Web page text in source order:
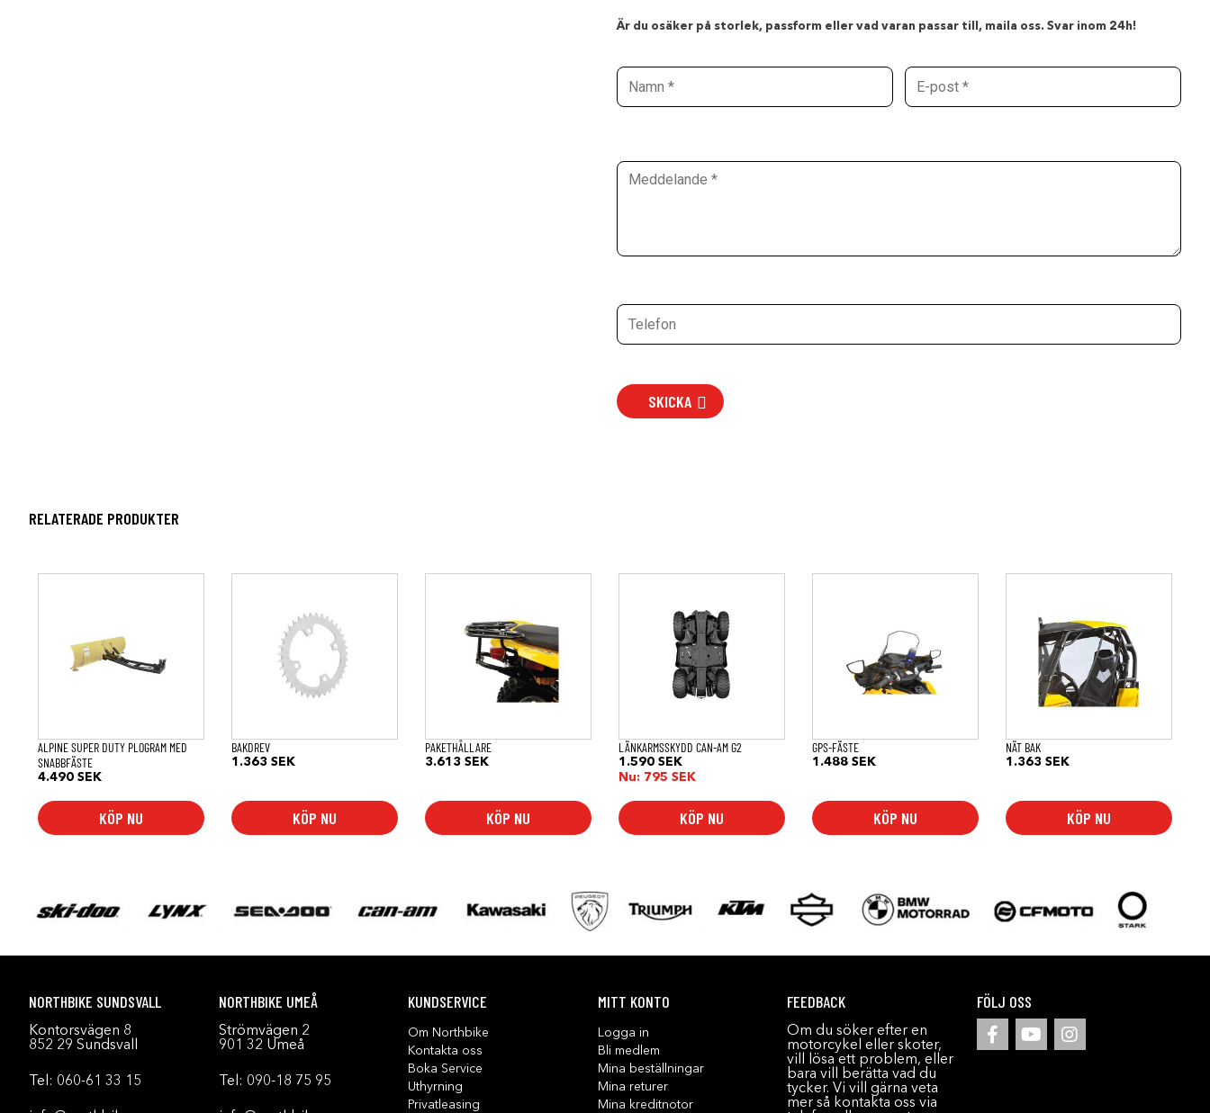
Är du osäker på storlek, passform eller vad varan passar till, maila oss. Svar inom 24h!
SKICKA
RELATERADE PRODUKTER
ALPINE SUPER DUTY PLOGRAM MED
SNABBFÄSTE
4.490 SEK
KÖP NU
BAKDREV
1.363SEK
KÖP NU
PAKETHÅLLARE
3.613SEK
KÖP NU
LÄNKARMSSKYDD CAN-AM G2
1.590SEK
Nu: 795SEK
KÖP NU
GPS-FÄSTE
1.488SEK
KÖP NU
NÄT BAK
1.363SEK
KÖP NU
NORTHBIKE SUNDSVALL
Kontorsvägen 8
852 29 Sundsvall
Tel: 060-61 33 15
NORTHBIKE UMEÅ
Strömvägen 2
901 32 Umeå
Tel: 090-18 75 95
KUNDSERVICE
Om Northbike
Kontakta oss
Boka Service
Uthyrning
Privatleasing
MITT KONTO
Logga in
Bli medlem
Mina beställningar
Mina returer
Mina kreditnotor
FEEDBACK
Om du söker efter en
motorcykel eller skoter,
vill lösa ett problem, eller
bara vill berätta vad du
tycker. Vi vill gärna veta
mer så kontakta oss via
FÖLJ OSS